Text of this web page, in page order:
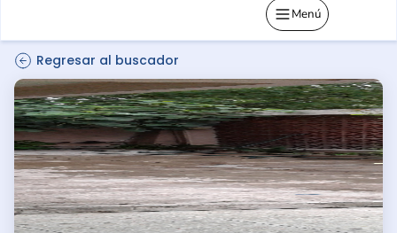
Menú
Regresar al buscador